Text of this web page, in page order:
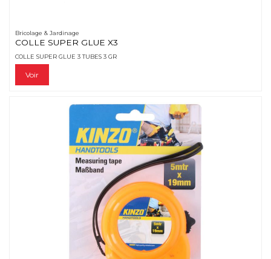
Bricolage & Jardinage
COLLE SUPER GLUE X3
COLLE SUPER GLUE 3 TUBES 3 GR
Voir